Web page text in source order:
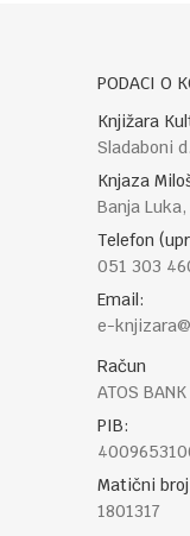
PODACI O
Knjižara
Sladaboni
Knjaza
Banja
Telefon
051 303
Email:
e-
Račun
ATOS
PIB:
Matični
1801317